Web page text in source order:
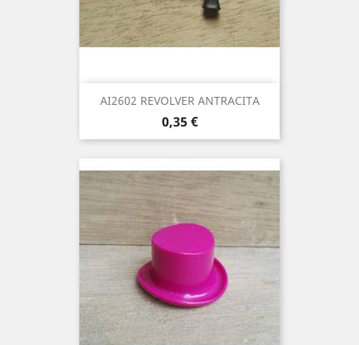
AI2602 REVOLVER ANTRACITA
Precio
0,35 €